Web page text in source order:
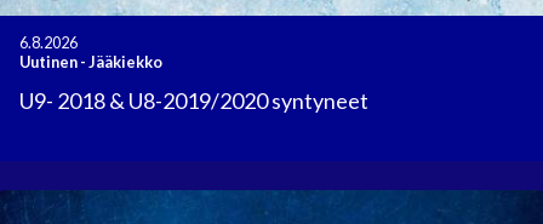
6.8.2026
Uutinen-Jääkiekko
U9- 2018 & U8-2019/2020 syntyneet